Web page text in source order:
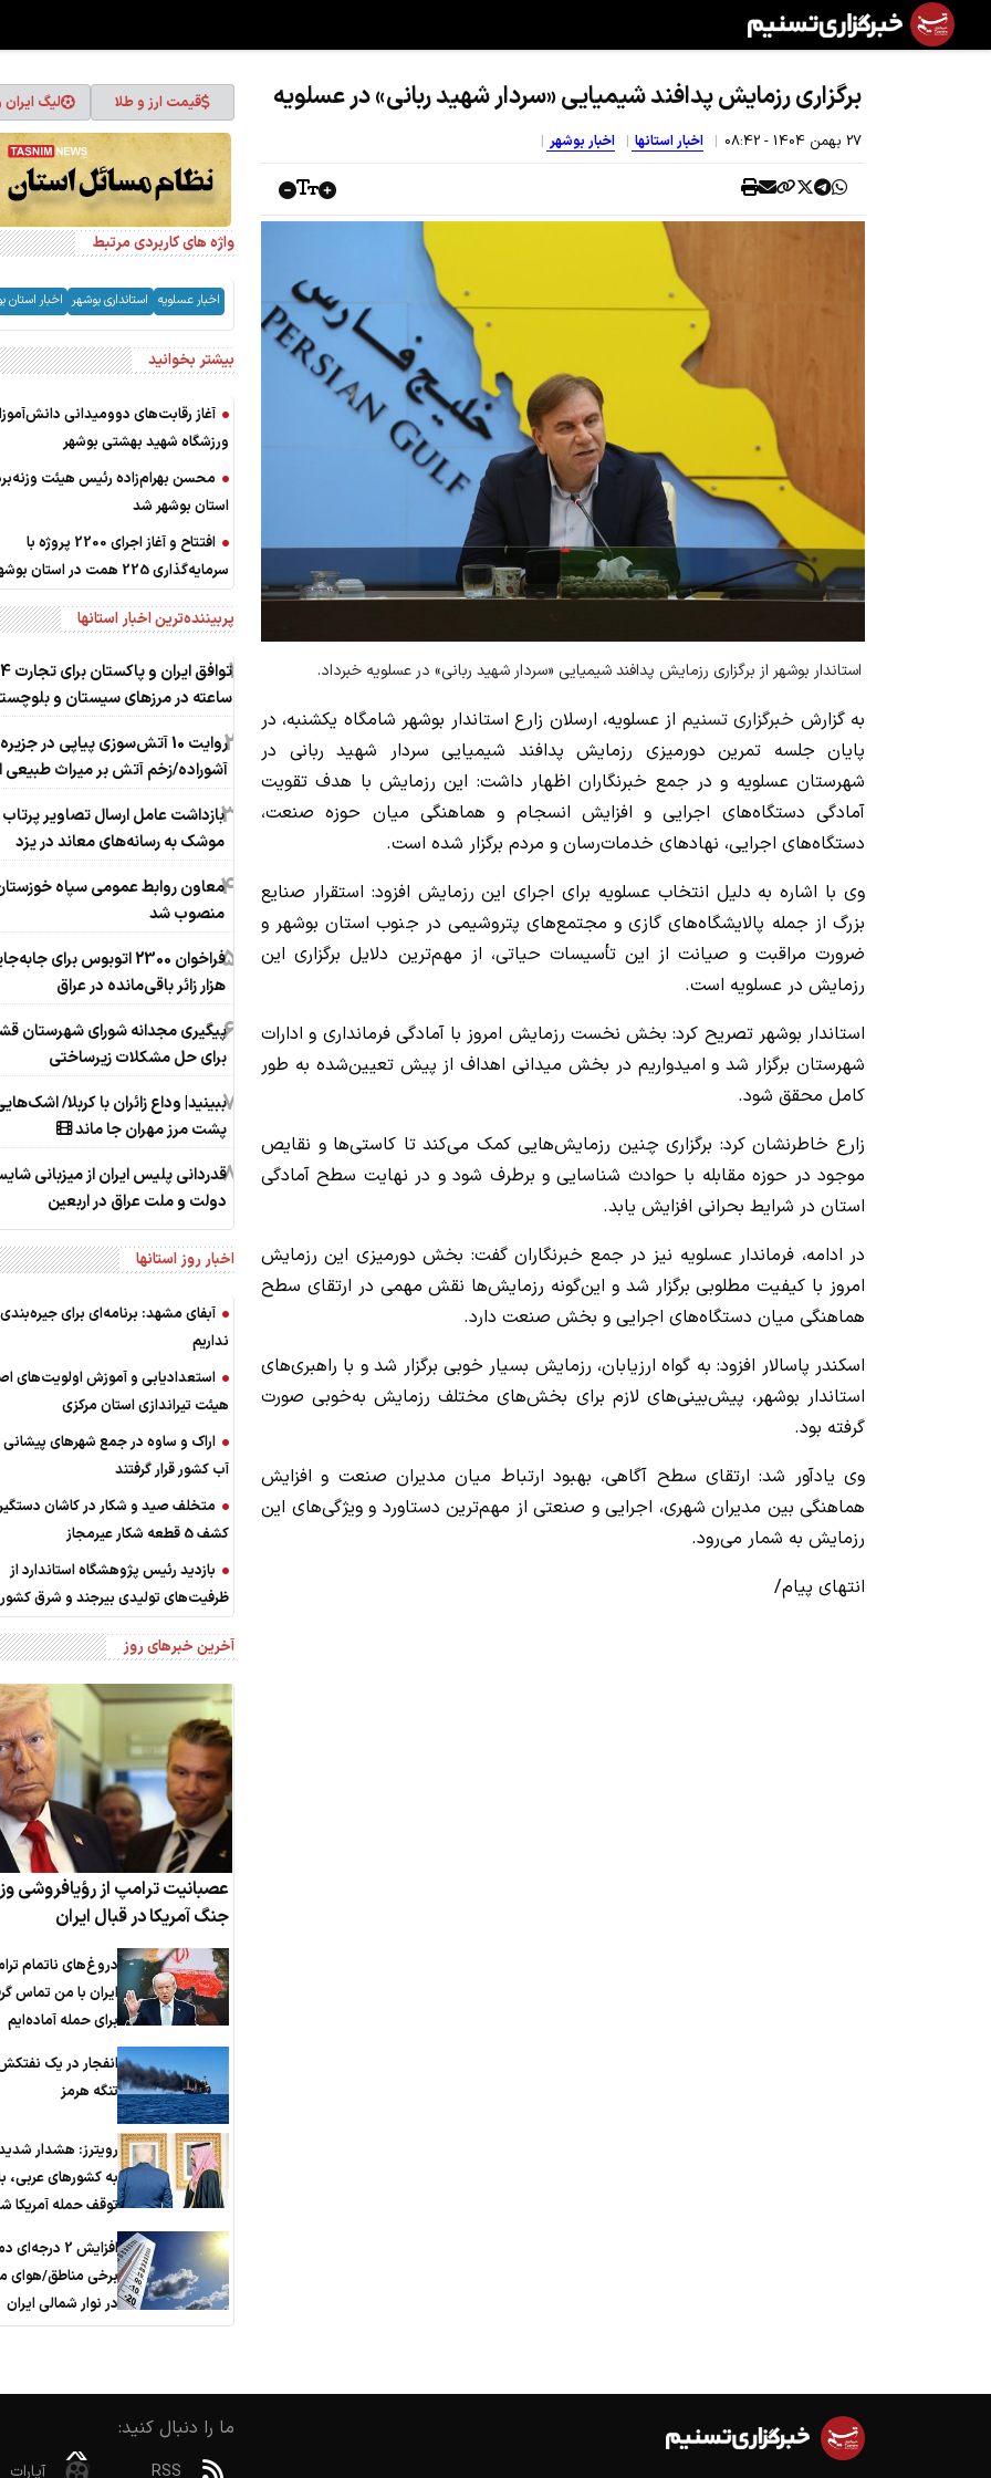
برگزاری رزمایش پدافند شیمیایی «سردار شهید ربانی» در عسلویه
27 بهمن 1404 - 08:42 اخبار استانها اخبار بوشهر
استاندار بوشهر از برگزاری رزمایش پدافند شیمیایی «سردار شهید ربانی» در عسلویه خبرداد.
به گزارش خبرگزاری تسنیم از عسلویه، ارسلان زارع استاندار بوشهر شامگاه یکشنبه، در
پایان جلسه تمرین دورمیزی رزمایش پدافند شیمیایی سردار شهید ربانی در
شهرستان عسلویه و در جمع خبرنگاران اظهار داشت: این رزمایش با هدف تقویت
آمادگی دستگاه‌های اجرایی و افزایش انسجام و هماهنگی میان حوزه صنعت،
دستگاه‌های اجرایی، نهادهای خدمات‌رسان و مردم برگزار شده است.
وی با اشاره به دلیل انتخاب عسلویه برای اجرای این رزمایش افزود: استقرار صنایع
بزرگ از جمله پالایشگاه‌های گازی و مجتمع‌های پتروشیمی در جنوب استان بوشهر و
ضرورت مراقبت و صیانت از این تأسیسات حیاتی، از مهم‌ترین دلایل برگزاری این
رزمایش در عسلویه است.
استاندار بوشهر تصریح کرد: بخش نخست رزمایش امروز با آمادگی فرمانداری و ادارات
شهرستان برگزار شد و امیدواریم در بخش میدانی اهداف از پیش تعیین‌شده به طور
کامل محقق شود.
زارع خاطرنشان کرد: برگزاری چنین رزمایش‌هایی کمک می‌کند تا کاستی‌ها و نقایص
موجود در حوزه مقابله با حوادث شناسایی و برطرف شود و در نهایت سطح آمادگی
استان در شرایط بحرانی افزایش یابد.
در ادامه، فرماندار عسلویه نیز در جمع خبرنگاران گفت: بخش دورمیزی این رزمایش
امروز با کیفیت مطلوبی برگزار شد و این‌گونه رزمایش‌ها نقش مهمی در ارتقای سطح
هماهنگی میان دستگاه‌های اجرایی و بخش صنعت دارد.
اسکندر پاسالار افزود: به گواه ارزیابان، رزمایش بسیار خوبی برگزار شد و با راهبری‌های
استاندار بوشهر، پیش‌بینی‌های لازم برای بخش‌های مختلف رزمایش به‌خوبی صورت
گرفته بود.
وی یادآور شد: ارتقای سطح آگاهی، بهبود ارتباط میان مدیران صنعت و افزایش
هماهنگی بین مدیران شهری، اجرایی و صنعتی از مهم‌ترین دستاورد و ویژگی‌های این
رزمایش به شمار می‌رود.
انتهای پیام/
قیمت ارز و طلا لیگ
واژه های کاربردی مرتبط
اخبار عسلویه استانداری بوشهر اخبار استان
بیشتر بخوانید
آغاز رقابت‌های دوومیدانی
ورزشگاه شهید بهشتی بوشهر
محسن بهرام‌زاده رئیس هیئت
استان بوشهر شد
افتتاح و آغاز اجرای 2200 پروژه با
سرمایه‌گذاری 225 همت در استان بوشهر
پربیننده‌ترین اخبار استانها
1
توافق ایران
ساعته در مرزهای سیستان و
2
روایت 10 آتش‌سوزی پیاپی در جزیره
آشوراده/زخم آتش بر ‌میراث طبیعی
3بازداشت عامل ارسال تصاویر پرتاب
موشک به رسانه‌های معاند در یزد
4معاون روابط عمومی سپاه
منصوب شد
5
هزار زائر باقی‌مانده در عراق
6پیگیری مجدانه شورای شهرستان
برای حل مشکلات زیرساختی
7ببینید| وداع زائران با کربلا/
پشت مرز مهران جا ماند
8قدردانی پلیس ایران از میزبانی
دولت و ملت عراق در اربعین
اخبار روز استانها
آبفای مشهد: برنامه‌ای برای
نداریم
استعدادیابی و آموزش اولویت‌های
هیئت تیراندازی استان مرکزی
اراک و ساوه در جمع شهرهای پیشانی
آب کشور قرار گرفتند
متخلف صید و شکار در کاشان
کشف 5 قطعه شکار عیرمجاز
بازدید رئیس پژوهشگاه استاندارد از
ظرفیت‌های تولیدی بیرجند و شرق کشور
آخرین خبرهای روز
عصبانیت ترامپ از رؤیافروشی
جنگ آمریکا در قبال ایران
دروغ‌های ناتمام
ایران با من تماس
برای حمله آماده‌ایم
انفجار در یک
تنگه هرمز
رویترز: هشدار
به کشورهای عربی،
توقف حمله آمریکا
افزایش 2
برخی مناطق/هوای
در نوار شمالی ایران
ما را دنبال کنید:
RSS آپارات